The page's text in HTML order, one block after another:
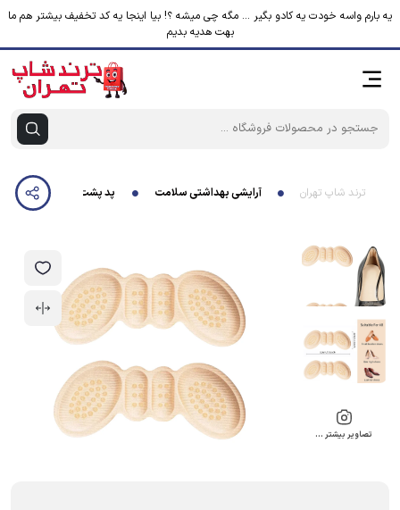
یه بارم واسه خودت یه کادو بگیر ... مگه چی میشه ؟! بیا اینجا یه کد تخفیف بیشتر هم ما
بهت هدیه بدیم
ترند شاپ تهران آرایشی بهداشتی سلامت پد پشت پا مدل 7134 فوم مموری وارداتی بسته 2 عددی
تصاویر بیشتر …